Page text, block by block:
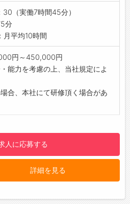
像】
けて行動できる
に自己成長できる
実さ、柔軟性がある
走力を持ち、仲間と共に成長でき
ージの変化に応じ働きやすい環境
保障
が難しい場合の一時的な在宅勤務
ム
等の事情により出勤時間を±1時間
制度
る制度
なるには受験条件をクリアし試
必要があります。（資格取得支援
の調整～工事手配
に出向き、物件の内容や現状の調
職人さんのスケジュールの確認
せられるよう実行および指示出し
ト～引渡し
な業者や職人の手配
ュールの管理
の管理
（実働7時間45分）
分
月平均10時間
円～450,000円
能力を考慮の上、当社規定によ
合、本社にて研修頂く場合があ
人に応募する
詳細を見る